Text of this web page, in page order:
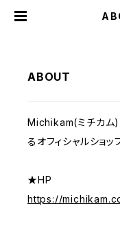
ABOUT
Michikam(ミチカム)
るオフィシャルショッ
★HP
https://